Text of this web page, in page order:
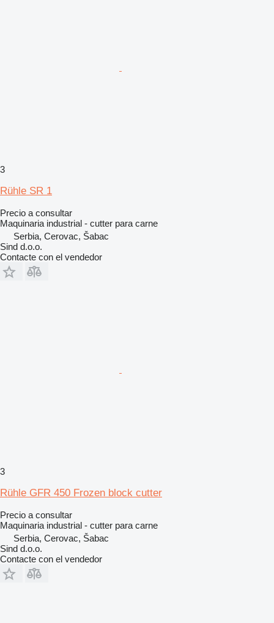
3
Rühle SR 1
Precio a consultar
Maquinaria industrial - cutter para carne
Serbia, Cerovac, Šabac
Sind d.o.o.
Contacte con el vendedor
3
Rühle GFR 450 Frozen block cutter
Precio a consultar
Maquinaria industrial - cutter para carne
Serbia, Cerovac, Šabac
Sind d.o.o.
Contacte con el vendedor